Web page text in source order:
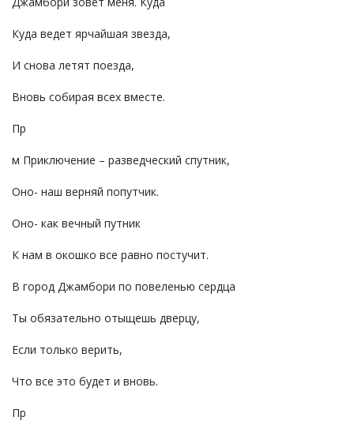
Куда ведет ярчайшая звезда,
И снова летят поезда,
Вновь собирая всех вместе.
Пр
м Приключение – разведческий спутник,
Оно- наш верняй попутчик.
Оно- как вечный путник
К нам в окошко все равно постучит.
В город Джамбори по повеленью сердца
Ты обязательно отыщешь дверцу,
Если только верить,
Что все это будет и вновь.
Пр